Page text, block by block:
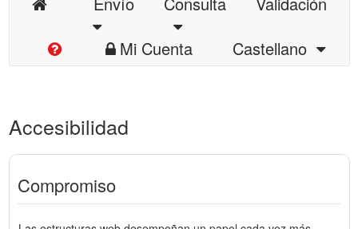
Mi Cuenta
Castellano
Accesibilidad
Compromiso